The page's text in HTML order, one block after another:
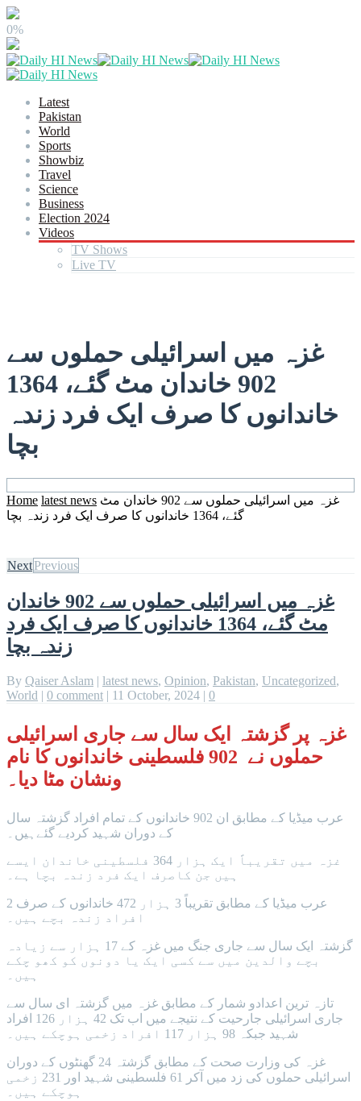
0%
Latest
Pakistan
World
Sports
Showbiz
Travel
Science
Business
Election 2024
Videos
TV Shows
Live TV
غزہ میں اسرائیلی حملوں سے
902 خاندان مٹ گئے، 1364
خاندانوں کا صرف ایک فرد زندہ
بچا
Home latest news غزہ میں اسرائیلی حملوں سے 902 خاندان مٹ
گئے، 1364 خاندانوں کا صرف ایک فرد زندہ بچا
NextPrevious
غزہ میں اسرائیلی حملوں سے 902 خاندان
مٹ گئے، 1364 خاندانوں کا صرف ایک فرد
زندہ بچا
By Qaiser Aslam | latest news, Opinion, Pakistan, Uncategorized,
World | 0 comment | 11 October, 2024 | 0
غزہ پر گزشتہ ایک سال سے جاری اسرائیلی
حملوں نے 902 فلسطینی خاندانوں کا نام
ونشان مٹا دیا۔
عرب میڈیا کے مطابق ان 902 خاندانوں کے تمام افراد گزشتہ سال
کے دوران شہید کردیے گئےہیں۔
غزہ میں تقریباً ایک ہزار 364 فلسطینی خاندان ایسے
ہیں جن کاصرف ایک فرد زندہ بچا ہے۔
عرب میڈیا کے مطابق تقریباً 3 ہزار 472 خاندانوں کے صرف 2
افراد زندہ بچے ہیں۔
گزشتہ ایک سال سے جاری جنگ میں غزہ کے 17 ہزار سے زیادہ
بچے والدین میں سے کسی ایک یا دونوں کو کھو چکے
ہیں۔
تازہ ترین اعدادو شمار کے مطابق غزہ میں گزشتہ ای سال سے
جاری اسرائیلی جارحیت کے نتیجے میں اب تک 42 ہزار 126 افراد
شہید جبکہ 98 ہزار 117 افراد زخمی ہوچکے ہیں۔
غزہ کی وزارت صحت کے مطابق گزشتہ 24 گھنٹوں کے دوران
اسرائیلی حملوں کی زد میں آکر 61 فلسطینی شہید اور 231 زخمی
ہوچکے ہیں۔